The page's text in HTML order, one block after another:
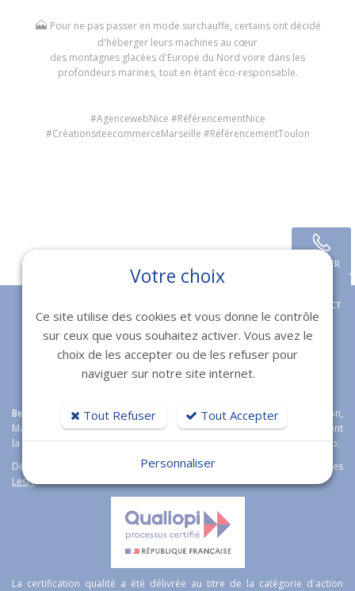
🗻 Pour ne pas passer en mode surchauffe, certains ont décidé
d'héberger leurs machines au cœur
des montagnes glacées d'Europe du Nord voire dans les
profondeurs marines, tout en étant éco-responsable.
#AgencewebNice #RéférencementNice
#CréationsiteecommerceMarseille #RéférencementToulon
Retour
Bexter agence web expert en création de sites internet
à Toulon,
Marseille, Fréjus et Nice étoffe son offre boutique en ligne en proposant
la solution e-commerce open sourceMagentoWordpress et Prestashop.
Découvrez aussi notre logiciel immobilier de transaction immobilières
Lesty.
La certification qualité a été délivrée au titre de la catégorie d'action
APPELER
CONTACT
Votre choix
Ce site utilise des cookies et vous donne le contrôle
sur ceux que vous souhaitez activer. Vous avez le
choix de les accepter ou de les refuser pour
naviguer sur notre site internet.
Tout Refuser Tout Accepter
Personnaliser